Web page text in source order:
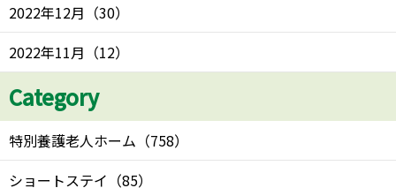
2022年12月 （30）
2022年11月 （12）
Category
特別養護老人ホーム （758）
ショートステイ （85）